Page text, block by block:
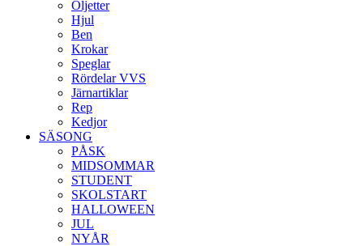
Öljetter
Hjul
Ben
Krokar
Speglar
Rördelar VVS
Järnartiklar
Rep
Kedjor
SÄSONG
PÅSK
MIDSOMMAR
STUDENT
SKOLSTART
HALLOWEEN
JUL
NYÅR